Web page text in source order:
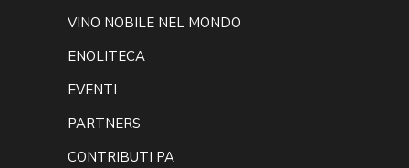
VINO NOBILE NEL MONDO
ENOLITECA
EVENTI
PARTNERS
CONTRIBUTI PA